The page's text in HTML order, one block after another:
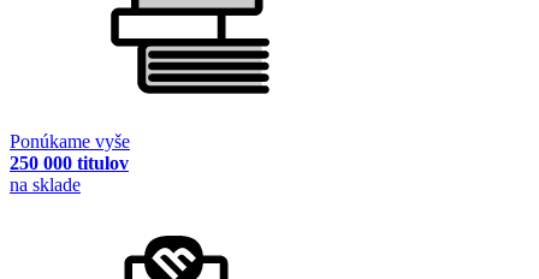
Ponúkame vyše
250 000 titulov
na sklade